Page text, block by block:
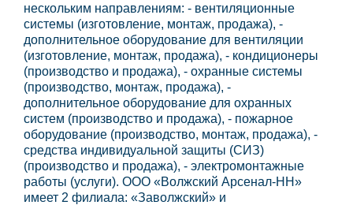
нескольким направлениям: - вентиляционные
системы (изготовление, монтаж, продажа), -
дополнительное оборудование для вентиляции
(изготовление, монтаж, продажа), - кондиционеры
(производство и продажа), - охранные системы
(производство, монтаж, продажа), -
дополнительное оборудование для охранных
систем (производство и продажа), - пожарное
оборудование (производство, монтаж, продажа), -
средства индивидуальной защиты (СИЗ)
(производство и продажа), - электромонтажные
работы (услуги). ООО «Волжский Арсенал-НН»
имеет 2 филиала: «Заволжский» и